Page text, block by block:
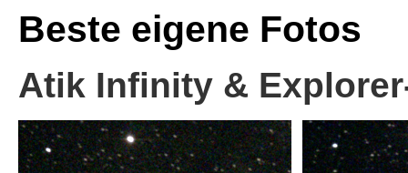
Beste eigene Fotos
Atik Infinity &